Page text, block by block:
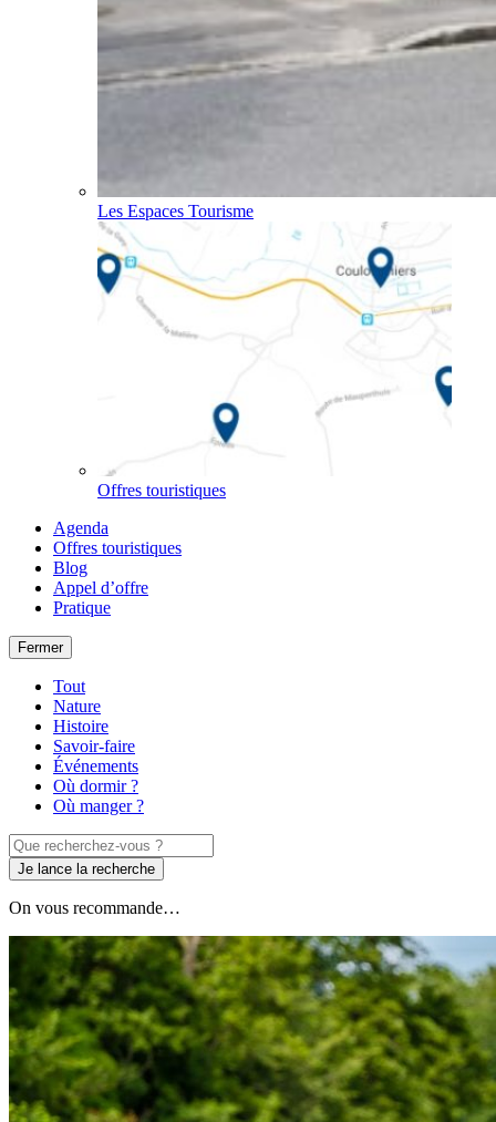
Les Espaces Tourisme
Offres touristiques
Agenda
Offres touristiques
Blog
Appel d’offre
Pratique
Fermer
Tout
Nature
Histoire
Savoir-faire
Événements
Où dormir ?
Où manger ?
Je lance la recherche
On vous recommande…